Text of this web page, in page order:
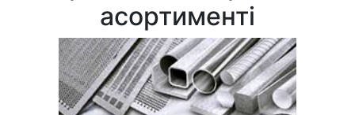
асортименті